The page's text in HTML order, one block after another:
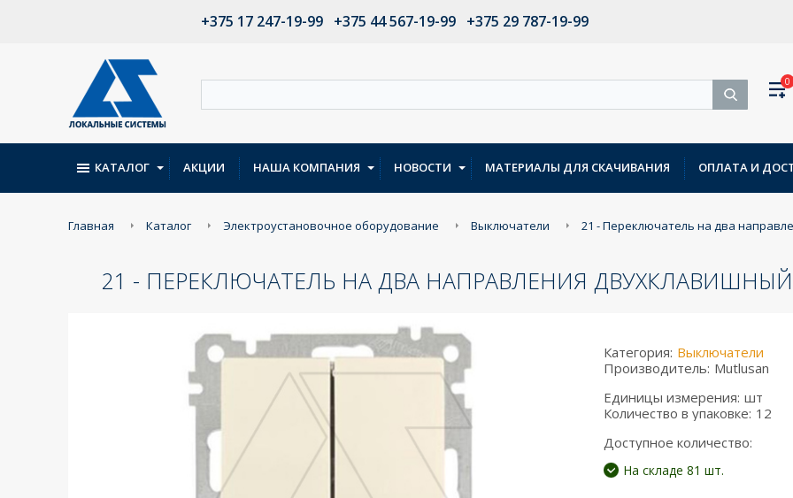
+375 17 247-19-99 +375 44 567-19-99 +375 29 787-19-99
0
КАТАЛОГ АКЦИИ НАША КОМПАНИЯ НОВОСТИ МАТЕРИАЛЫ ДЛЯ СКАЧИВАНИЯ ОПЛАТА И
Главная Каталог Электроустановочное оборудование Выключатели 21 - Переключатель на два
21 - ПЕРЕКЛЮЧАТЕЛЬ НА ДВА НАПРАВЛЕНИЯ
Категория: Выключатели
Производитель: Mutlusan
Единицы измерения: шт
Количество в упаковке: 12
Доступное количество:
На складе 81 шт.